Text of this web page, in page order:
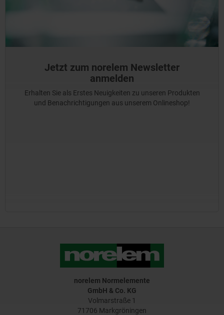
Jetzt zum norelem Newsletter
anmelden
Erhalten Sie als Erstes Neuigkeiten zu unseren Produkten
und Benachrichtigungen aus unserem Onlineshop!
norelem Normelemente
GmbH & Co. KG
Volmarstraße 1
71706 Markgröningen